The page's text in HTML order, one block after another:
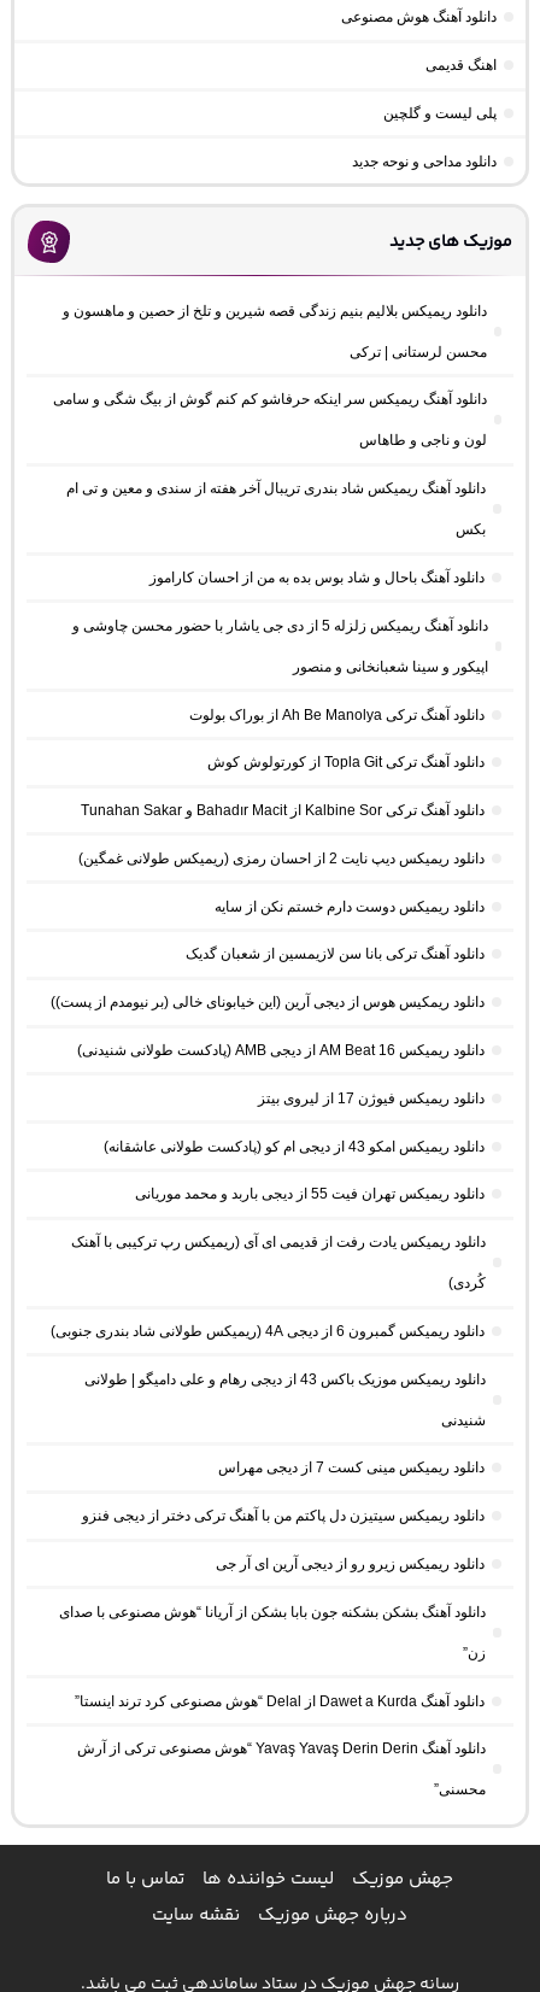
دانلود آهنگ هوش مصنوعی
اهنگ قدیمی
پلی لیست و گلچین
دانلود مداحی و نوحه جدید
موزیک های جدید
دانلود ریمیکس بلالیم بنیم زندگی قصه شیرین و تلخ از حصین و ماهسون و
محسن لرستانی | ترکی
دانلود آهنگ ریمیکس سر اینکه حرفاشو کم کنم گوش از بیگ شگی و سامی
لون و ناجی و طاهاس
دانلود آهنگ ریمیکس شاد بندری تریبال آخر هفته از سندی و معین و تی ام
بکس
دانلود آهنگ باحال و شاد بوس بده به من از احسان کاراموز
دانلود آهنگ ریمیکس زلزله 5 از دی جی یاشار با حضور محسن چاوشی و
اپیکور و سینا شعبانخانی و منصور
دانلود آهنگ ترکی Ah Be Manolya از بوراک بولوت
دانلود آهنگ ترکی Topla Git از کورتولوش کوش
دانلود آهنگ ترکی Kalbine Sor از Bahadır Macit و Tunahan Sakar
دانلود ریمیکس دیپ نایت 2 از احسان رمزی (ریمیکس طولانی غمگین)
دانلود ریمیکس دوست دارم خستم نکن از سایه
دانلود آهنگ ترکی بانا سن لازیمسین از شعبان گدیک
دانلود ریمکیس هوس از دیجی آرین (این خیابونای خالی (بر نیومدم از پست))
دانلود ریمیکس AM Beat 16 از دیجی AMB (پادکست طولانی شنیدنی)
دانلود ریمیکس فیوژن 17 از لیروی بیتز
دانلود ریمیکس امکو 43 از دیجی ام کو (پادکست طولانی عاشقانه)
دانلود ریمیکس تهران فیت 55 از دیجی باربد و محمد موریانی
دانلود ریمیکس یادت رفت از قدیمی ای آی (ریمیکس رپ ترکیبی با آهنک
کُردی)
دانلود ریمیکس گمبرون 6 از دیجی 4A (ریمیکس طولانی شاد بندری جنوبی)
دانلود ریمیکس موزیک باکس 43 از دیجی رهام و علی دامیگو | طولانی
شنیدنی
دانلود ریمیکس مینی کست 7 از دیجی مهراس
دانلود ریمیکس سیتیزن دل پاکتم من با آهنگ ترکی دختر از دیجی فنزو
دانلود ریمیکس زیرو رو از دیجی آرین ای آر جی
دانلود آهنگ بشکن بشکنه جون بابا بشکن از آریانا “هوش مصنوعی با صدای
زن”
دانلود آهنگ Dawet a Kurda از Delal “هوش مصنوعی کرد ترند اینستا”
دانلود آهنگ Yavaş Yavaş Derin Derin “هوش مصنوعی ترکی از آرش
محسنی”
جهش موزیک لیست خواننده ها
تماس با ما
درباره جهش موزیک
نقشه سایت
رسانه جهش موزیک در ستاد ساماندهی ثبت می باشد.